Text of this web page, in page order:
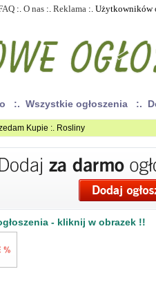
:. O nas :. Reklama :. Użytkowników
:. Wszystkie ogłoszenia :.
Kupie :. Rosliny
- kliknij w obrazek !!